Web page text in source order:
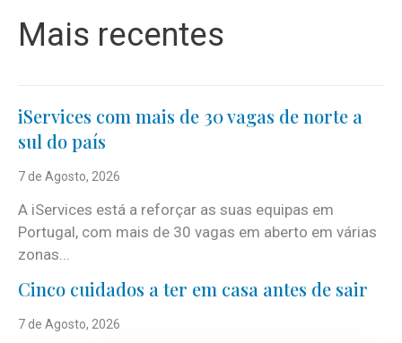
Mais recentes
iServices com mais de 30 vagas de norte a
sul do país
7 de Agosto, 2026
A iServices está a reforçar as suas equipas em
Portugal, com mais de 30 vagas em aberto em várias
zonas...
Cinco cuidados a ter em casa antes de sair
7 de Agosto, 2026